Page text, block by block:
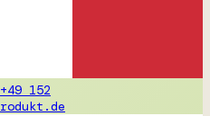
+49 152